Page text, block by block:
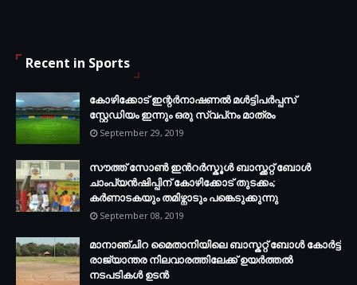
Recent in Sports
കോഴിക്കോട് ഇന്റര്‍നാഷണല്‍ മള്‍ട്ടിപര്‍പ്പസ്
സ്റ്റേഡിയം ഇന്നും ഒരു സ്വപ്‌നം മാത്രം
September 29, 2019
സൗത്ത് സോണ്‍ ഇന്‍റര്‍സ്കൂള്‍ ബാസ്ക്കറ്റ് ബോൾ
ചാംപ്യന്‍ഷിപ്പിന് കോഴിക്കോട് തുടക്കം;
കർണാടകയും തമിഴ്നാടും പങ്കെടുക്കുന്നു
September 08, 2019
മാനാഞ്ചിറ മൈതാനിയിലെ ബാസ്കറ്റ് ബോള്‍ കോര്‍ട്ട്
രാജ്യാന്തര നിലവാരത്തിലേക്ക് ഉയര്‍ത്തൽ
നടപടികള്‍ ഉടന്‍